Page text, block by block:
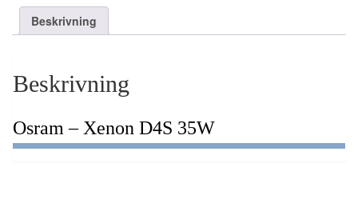
Beskrivning
Beskrivning
Osram – Xenon D4S 35W